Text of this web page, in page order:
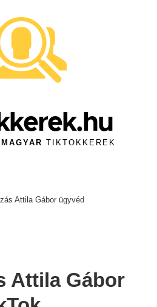
MAGYAR TIKTOKKEREK
Attila Gábor ügyvéd
Attila Gábor